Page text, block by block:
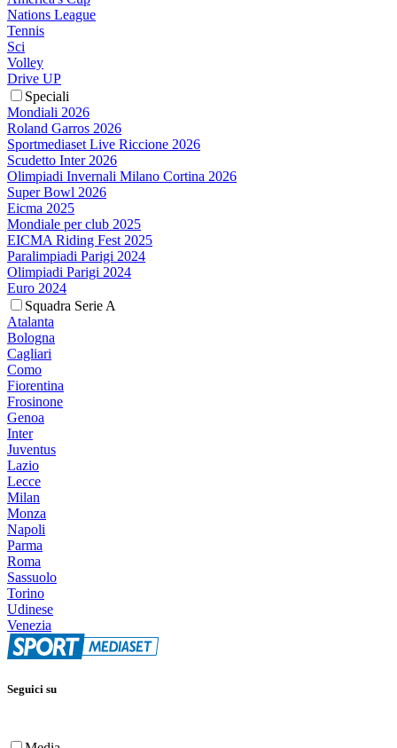
Nations League
Tennis
Sci
Volley
Drive UP
Speciali
Mondiali 2026
Roland Garros 2026
Sportmediaset Live Riccione 2026
Scudetto Inter 2026
Olimpiadi Invernali Milano Cortina 2026
Super Bowl 2026
Eicma 2025
Mondiale per club 2025
EICMA Riding Fest 2025
Paralimpiadi Parigi 2024
Olimpiadi Parigi 2024
Euro 2024
Squadra Serie A
Atalanta
Bologna
Cagliari
Como
Fiorentina
Frosinone
Genoa
Inter
Juventus
Lazio
Lecce
Milan
Monza
Napoli
Parma
Roma
Sassuolo
Torino
Udinese
Venezia
Seguici su